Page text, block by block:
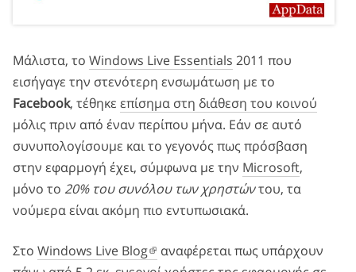
Μάλιστα, το Windows Live Essentials 2011 που
εισήγαγε την στενότερη ενσωμάτωση με το
Facebook, τέθηκε επίσημα στη διάθεση του κοινού
μόλις πριν από έναν περίπου μήνα. Εάν σε αυτό
συνυπολογίσουμε και το γεγονός πως πρόσβαση
στην εφαρμογή έχει, σύμφωνα με την Microsoft,
μόνο το 20% του συνόλου των χρηστώντου, τα
νούμερα είναι ακόμη πιο εντυπωσιακά.
Στο Windows Live Blog
αναφέρεται πως υπάρχουν